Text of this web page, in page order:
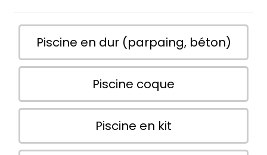
Piscine en dur (parpaing, béton)
Piscine coque
Piscine en kit